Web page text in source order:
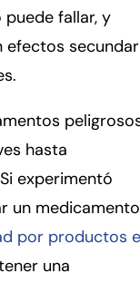
fallar, y
efectos
hasta
experimentó
un
por productos
una